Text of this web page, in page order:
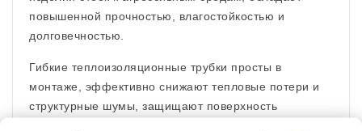
повышенной прочностью, влагостойкостью и
долговечностью.
Гибкие теплоизоляционные трубки просты в
монтаже, эффективно снижают тепловые потери и
структурные шумы, защищают поверхность